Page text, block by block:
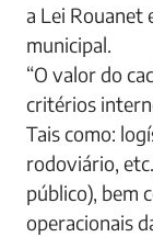
a Lei Rouanet
municipal.
“O valor do
critérios
Tais como:
rodoviário,
público), bem
operacionais